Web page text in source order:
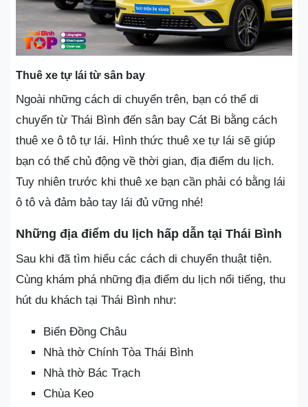
Thuê xe tự lái từ sân bay
Ngoài những cách di chuyển trên, bạn có thể di
chuyển từ Thái Bình đến sân bay Cát Bi bằng cách
thuê xe ô tô tự lái. Hình thức thuê xe tự lái sẽ giúp
bạn có thể chủ động về thời gian, địa điểm du lịch.
Tuy nhiên trước khi thuê xe bạn cần phải có bằng lái
ô tô và đảm bảo tay lái đủ vững nhé!
Những địa điểm du lịch hấp dẫn tại Thái Bình
Sau khi đã tìm hiểu các cách di chuyển thuật tiện.
Cùng khám phá những địa điểm du lịch nổi tiếng, thu
hút du khách tại Thái Bình như:
Biển Đồng Châu
Nhà thờ Chính Tòa Thái Bình
Nhà thờ Bác Trạch
Chùa Keo